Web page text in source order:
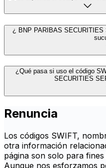
¿ BNP PARIBAS
¿Qué pasa si uso el código
SECURITIES
Renuncia
Los códigos SWIFT,
otra información
página son solo para
Aunque nos esforzamos